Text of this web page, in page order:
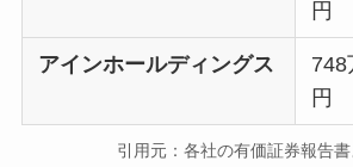
円
アインホールディングス
748
円
引用元：各社の有価証券報告